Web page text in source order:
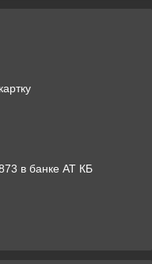
в банке АТ КБ